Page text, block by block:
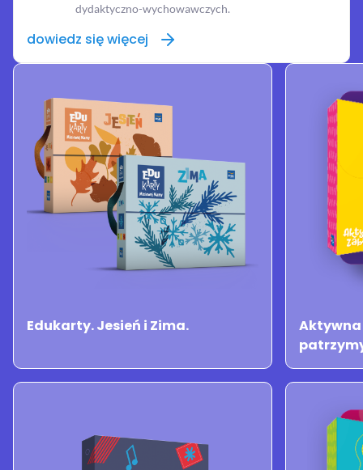
dydaktyczno-wychowawczych.
dowiedz się więcej
Edukarty. Jesień i Zima.
Aktywna